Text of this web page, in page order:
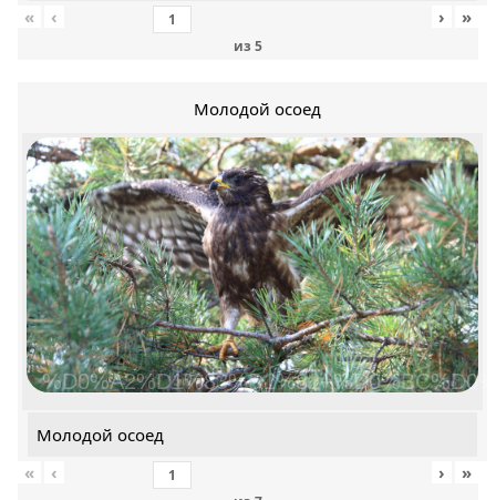
« ‹
из 5
› »
Молодой осоед
Молодой осоед
«
‹ › »